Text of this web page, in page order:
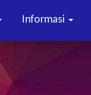
Informasi